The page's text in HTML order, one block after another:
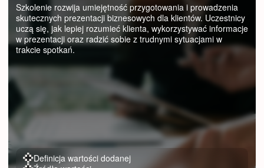
Szkolenie rozwija umiejętność przygotowania i prowadzenia
skutecznych prezentacji biznesowych dla klientów. Uczestnicy
uczą się, jak lepiej rozumieć klienta, wykorzystywać informacje
w prezentacji oraz radzić sobie z trudnymi sytuacjami w
trakcie spotkań.
Definicja wartości dodanej